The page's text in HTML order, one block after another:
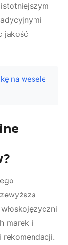
jakość
na wesele
marek i
rekomendacji.